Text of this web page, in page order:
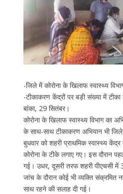
-जिले में कोरोना के खिलाफ स्वास्थ्य
-टीकाकरण केंद्रों पर बड़ी संख्या में
बांका, 29 सितंबर।
कोरोना के खिलाफ स्वास्थ्य विभाग का
के साथ-साथ टीकाकरण अभियान भी
बुधवार को शहरी प्राथमिक स्वास्थ्य
कोरोना के टीके लगाए गए। इस दौरान
गई। उधर, दूसरी तरफ शहरी पीएचसी में
जांच के दौरान कोई भी व्यक्ति संक्रमित
साथ रहने की सलाह दी गई।